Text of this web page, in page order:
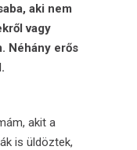
aki nem
vagy
Néhány erős
akit a
is üldöztek,